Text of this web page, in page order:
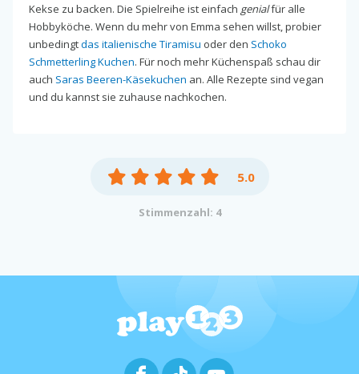
Kekse zu backen. Die Spielreihe ist einfach genialfür alle
Hobbyköche. Wenn du mehr von Emma sehen willst, probier
unbedingtdas italienische Tiramisu oder den Schoko
Schmetterling Kuchen. Für noch mehr Küchenspaß schau dir
auch Saras Beeren-Käsekuchen an. Alle Rezepte sind vegan
und du kannst sie zuhause nachkochen.
5.0
Stimmenzahl: 4